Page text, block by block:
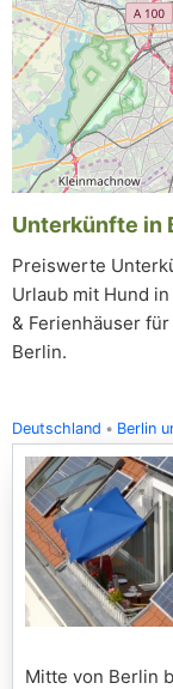
Unterkünfte in
Preiswerte
Urlaub mit Hund
& Ferienhäuser
Berlin.
Deutschland Berlin
Mitte von Berlin